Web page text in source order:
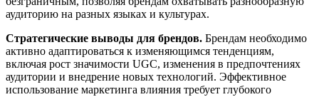
аудиторию на разных языках и культурах.
Стратегические выводы для брендов. Брендам необходимо
активно адаптироваться к изменяющимся тенденциям,
включая рост значимости UGC, изменения в предпочтениях
аудитории и внедрение новых технологий. Эффективное
использование маркетинга влияния требует глубокого